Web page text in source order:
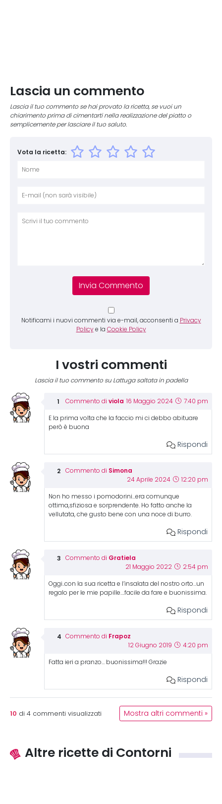
Lascia un commento
Lascia il tuo commento se hai provato la ricetta, se vuoi un
chiarimento prima di cimentarti nella realizzazione del piatto o
semplicemente per lasciare il tuo saluto.
Vota la ricetta:
Notificami i nuovi commenti via e-mail, acconsenti a Privacy
Policy e la Cookie Policy
I vostri commenti
Lascia il tuo commento su Lattuga saltata in padella
Commento di viola 16 Maggio 2024 7:40 pm
E la prima volta che la faccio mi ci debbo abituare
però è buona
Rispondi
Commento di Simona
24 Aprile 2024 12:20 pm
Non ho messo i pomodorini…era comunque
ottima,sfiziosa e sorprendente. Ho fatto anche la
vellutata, che gusto bene con una noce di burro.
Rispondi
Commento di Gratiela
21 Maggio 2022 2:54 pm
Oggi..con la sua ricetta e l’insalata del nostro orto…un
regalo per le mie papille….facile da fare e buonissima.
Rispondi
Commento di Frapoz
12 Giugno 2019 4:20 pm
Fatta ieri a pranzo… buonissima!!! Grazie
Rispondi
10 di 4 commenti visualizzati Mostra altri commenti »
Altre ricette di Contorni